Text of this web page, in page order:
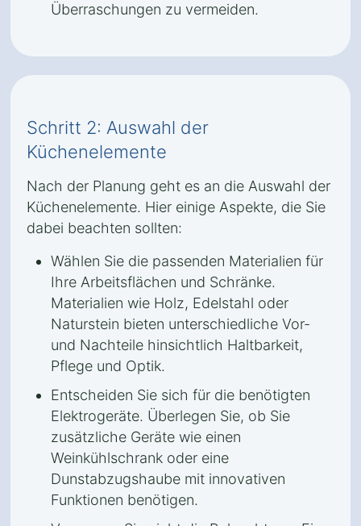
Überraschungen zu vermeiden.
Schritt 2: Auswahl der
Küchenelemente
Nach der Planung geht es an die Auswahl der
Küchenelemente. Hier einige Aspekte, die Sie
dabei beachten sollten:
Wählen Sie die passenden Materialien für
Ihre Arbeitsflächen und Schränke.
Materialien wie Holz, Edelstahl oder
Naturstein bieten unterschiedliche Vor-
und Nachteile hinsichtlich Haltbarkeit,
Pflege und Optik.
Entscheiden Sie sich für die benötigten
Elektrogeräte. Überlegen Sie, ob Sie
zusätzliche Geräte wie einen
Weinkühlschrank oder eine
Dunstabzugshaube mit innovativen
Funktionen benötigen.